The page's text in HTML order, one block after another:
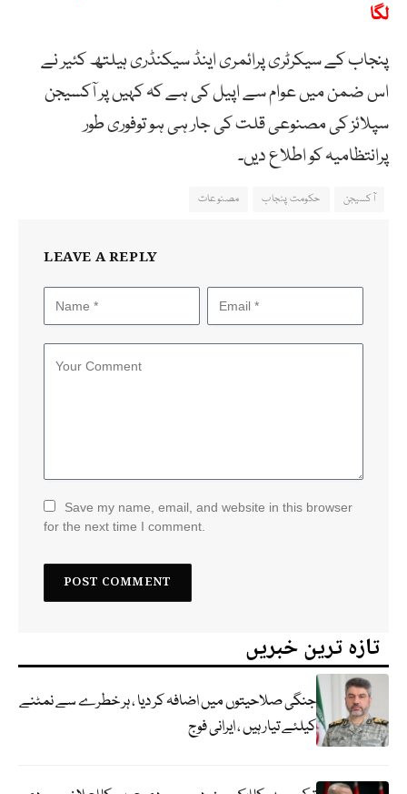
لگا
پنجاب کے سیکرٹری پرائمری اینڈ سیکنڈری ہیلتھ کئیر نے
اس ضمن میں عوام سے اپیل کی ہے کہ کہیں پر آکسیجن
سپلائز ‏کی مصنوعی قلت کی جار ہی ہو توفوری طور
پرانتظامیہ کو اطلاع دیں۔
آکسیجن حکومت پنجاب مصنوعات
LEAVE A REPLY
Save my name, email, and website in this browser
for the next time I comment.
تازہ ترین خبریں
جنگی صلاحیتوں میں اضافہ کر دیا ، ہر خطرے سے نمٹنے
کیلئے تیار ہیں ، ایرانی فوج